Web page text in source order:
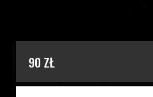
90 ZŁ
PODAJ KWOTĘ